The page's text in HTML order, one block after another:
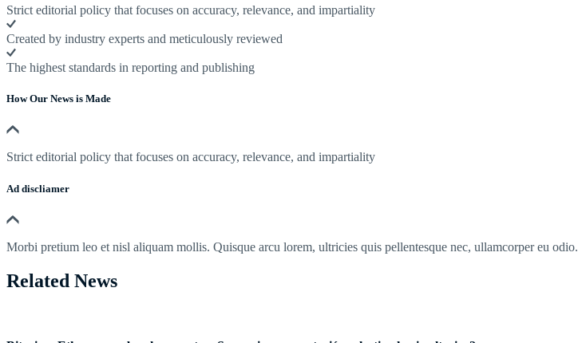
Strict editorial policy that focuses on accuracy, relevance, and impartiality
Created by industry experts and meticulously reviewed
The highest standards in reporting and publishing
How Our News is Made
Strict editorial policy that focuses on accuracy, relevance, and impartiality
Ad discliamer
Morbi pretium leo et nisl aliquam mollis. Quisque arcu lorem, ultricies quis pellentesque nec, ullamcorper eu odio.
Related News